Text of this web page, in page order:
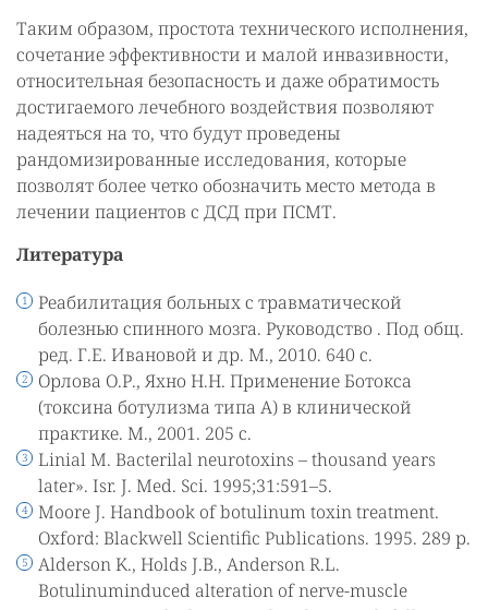
Таким образом, простота технического исполнения,
сочетание эффективности и малой инвазивности,
относительная безопасность и даже обратимость
достигаемого лечебного воздействия позволяют
надеяться на то, что будут проведены
рандомизированные исследования, которые
позволят более четко обозначить место метода в
лечении пациентов с ДСД при ПСМТ.
Литература
Реабилитация больных с травматической
болезнью спинного мозга. Руководство . Под общ.
ред. Г.Е. Ивановой и др. М., 2010. 640 с.
Орлова О.Р., Яхно Н.Н. Применение Ботокса
(токсина ботулизма типа А) в клинической
практике. М., 2001. 205 с.
Linial M. Bacterilal neurotoxins – thousand years
later». Isr. J. Med. Sci. 1995;31:591–5.
Moore J. Handbook of botulinum toxin treatment.
Oxford: Blackwell Scientific Publications. 1995. 289 р.
Alderson K., Holds J.B., Anderson R.L.
Botulinuminduced alteration of nerve-muscle